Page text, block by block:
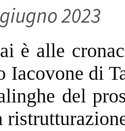
2023
è alle
Iacovone di
del